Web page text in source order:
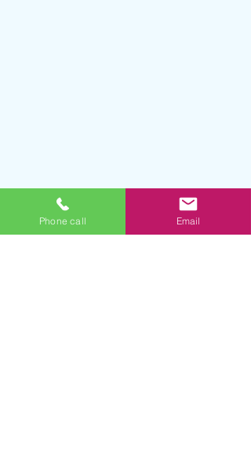
Phone call Email